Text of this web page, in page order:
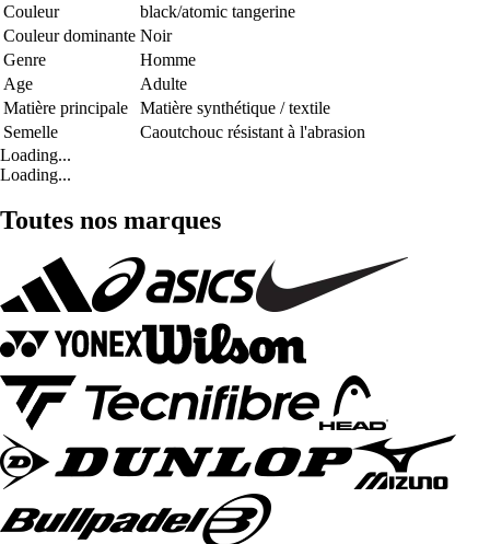
Couleur
black/atomic tangerine
Couleur dominante Noir
Genre
Homme
Age
Adulte
Matière principale
Matière synthétique / textile
Semelle
Caoutchouc résistant à l'abrasion
Loading...
Loading...
Toutes nos marques